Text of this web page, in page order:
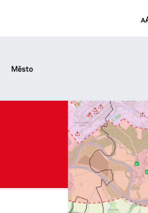
Město